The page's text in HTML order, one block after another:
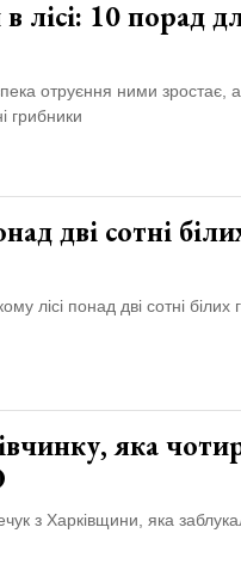
лісі: 10 порад
отруєння ними зростає,
грибники
дві сотні
лісі понад дві сотні білих
яка
з Харківщини, яка